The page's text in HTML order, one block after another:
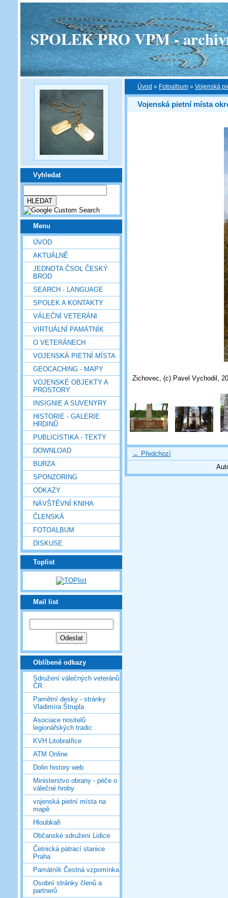
SPOLEK PRO VPM -
Vyhledat
Menu
ÚVOD
AKTUÁLNĚ
JEDNOTA ČSOL ČESKÝ
BROD
SEARCH - LANGUAGE
SPOLEK A KONTAKTY
VÁLEČNÍ VETERÁNI
VIRTUÁLNÍ PAMÁTNÍK
O VETERÁNECH
VOJENSKÁ PIETNÍ MÍSTA
GEOCACHING - MAPY
VOJENSKÉ OBJEKTY A
PROSTORY
INSIGNIE A SUVENYRY
HISTORIE - GALERIE
HRDINŮ
PUBLICISTIKA - TEXTY
DOWNLOAD
BURZA
SPONZORING
ODKAZY
NÁVŠTĚVNÍ KNIHA
ČLENSKÁ
FOTOALBUM
DISKUSE
Toplist
Mail list
Oblíbené odkazy
Sdružení válečných veteránů
ČR
Pamětní desky - stránky
Vladimíra Štrupla
Asociace nositelů
legionářských tradic
KVH Litobratřice
ATM Online
Dolin history web
Ministerstvo obrany - péče o
válečné hroby
vojenská pietní místa na
mapě
Hloubkaři
Občanské sdružení Lidice
Četnická pátrací stanice
Praha
Památník Čestná vzpomínka
Osobní stránky členů a
partnerů
Úvod » Fotoalbum » Vojenská
Vojenská pietní místa
Zichovec, (c) Pavel Vychodil,
← Předchozí